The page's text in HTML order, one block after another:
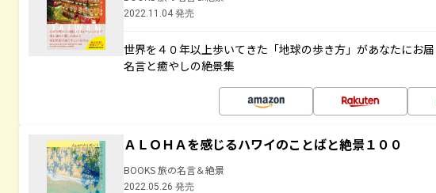
2022.11.04 発売
世界を４０年以上歩いてきた「地球の歩き方」があなたにお
名言と癒やしの絶景集
ＡＬＯＨＡを感じるハワイのことばと絶景１００
BOOKS 旅の名言＆絶景
2022.05.26 発売